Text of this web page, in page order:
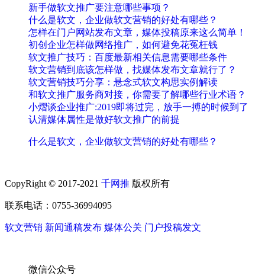
新手做软文推广要注意哪些事项？
什么是软文，企业做软文营销的好处有哪些？
怎样在门户网站发布文章，媒体投稿原来这么简单！
初创企业怎样做网络推广，如何避免花冤枉钱
软文推广技巧：百度最新相关信息需要哪些条件
软文营销到底该怎样做，找媒体发布文章就行了？
软文营销技巧分享：悬念式软文构思实例解读
和软文推广服务商对接，你需要了解哪些行业术语？
小熠谈企业推广:2019即将过完，放手一搏的时候到了
认清媒体属性是做好软文推广的前提
什么是软文，企业做软文营销的好处有哪些？
CopyRight © 2017-2021 千网推 版权所有
联系电话：0755-36994095
软文营销 新闻通稿发布 媒体公关 门户投稿发文
微信公众号